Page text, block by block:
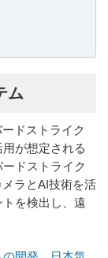
ム
ドストライク
が想定される
ドストライク
ラとAI技術を活
を検出し、遠